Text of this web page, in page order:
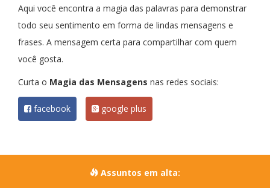
Aqui você encontra a magia das palavras para demonstrar
todo seu sentimento em forma de lindas mensagens e
frases. A mensagem certa para compartilhar com quem
você gosta.
Curta o Magia das Mensagens nas redes sociais:
facebook google plus
Assuntos em alta: